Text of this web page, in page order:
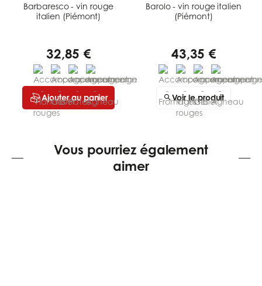
Barbaresco - vin rouge
italien (Piémont)
32,85 €
Ajouter au panier
Barolo - vin rouge italien
(Piémont)
43,35 €
Voir le produit
Vous pourriez également
aimer